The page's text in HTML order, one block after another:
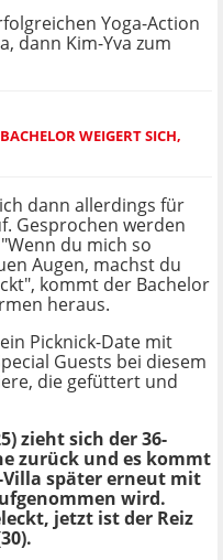
Yoga-Action
dann Kim-Yva zum
WEIGERT SICH,
dann allerdings für
Gesprochen werden
du mich so
Augen, machst du
kommt der Bachelor
heraus.
Picknick-Date mit
Guests bei diesem
die gefüttert und
zieht sich der 36-
zurück und es kommt
Villa später erneut mit
wird.
jetzt ist der Reiz